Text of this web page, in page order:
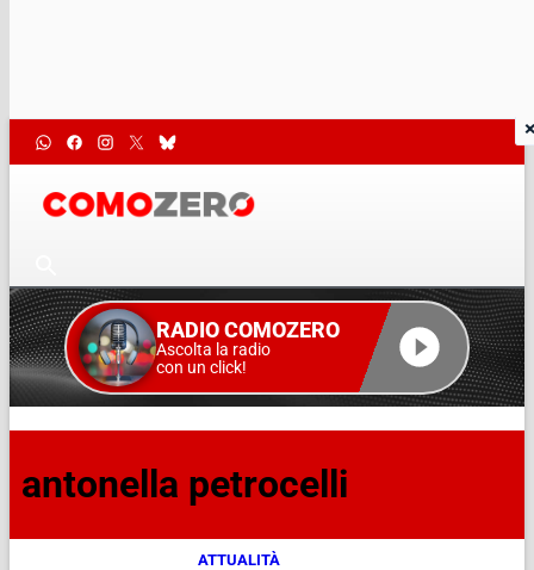
RADIO COMOZERO
Ascolta la radio
con un click!
antonella petrocelli
ATTUALITÀ